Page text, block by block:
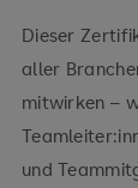
Dieser
aller
mitwirken –
und